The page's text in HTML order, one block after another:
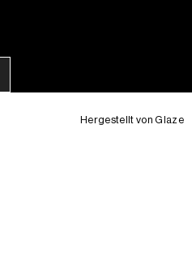
Hergestellt vonGlaze